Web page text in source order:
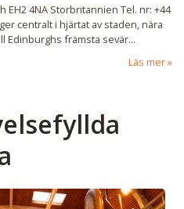
EH2 4NA Storbritannien Tel. nr: +44
centralt i hjärtat av staden, nära
Edinburghs främsta sevär...
Läs mer